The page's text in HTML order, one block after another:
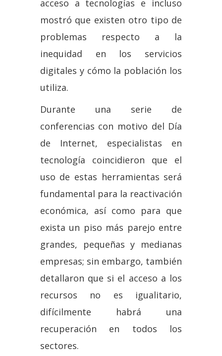
acceso a tecnologías e incluso
mostró que existen otro tipo de
problemas respecto a la
inequidad en los servicios
digitales y cómo la población los
utiliza.
Durante una serie de
conferencias con motivo del Día
de Internet, especialistas en
tecnología coincidieron que el
uso de estas herramientas será
fundamental para la reactivación
económica, así como para que
exista un piso más parejo entre
grandes, pequeñas y medianas
empresas; sin embargo, también
detallaron que si el acceso a los
recursos no es igualitario,
difícilmente habrá una
recuperación en todos los
sectores.